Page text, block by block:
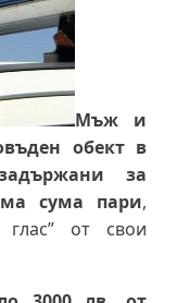
Мъж и
обект в
за
сума пари,
глас” от свои